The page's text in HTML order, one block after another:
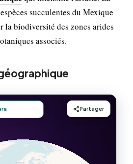
succulentes du Mexique
la biodiversité des zones arides
associés.